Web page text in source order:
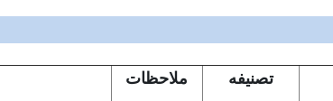
تصنيفه ملاحظات